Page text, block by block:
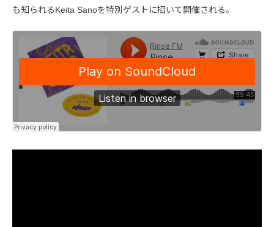
も知られるKeita Sanoを特別ゲストに招いて開催される。